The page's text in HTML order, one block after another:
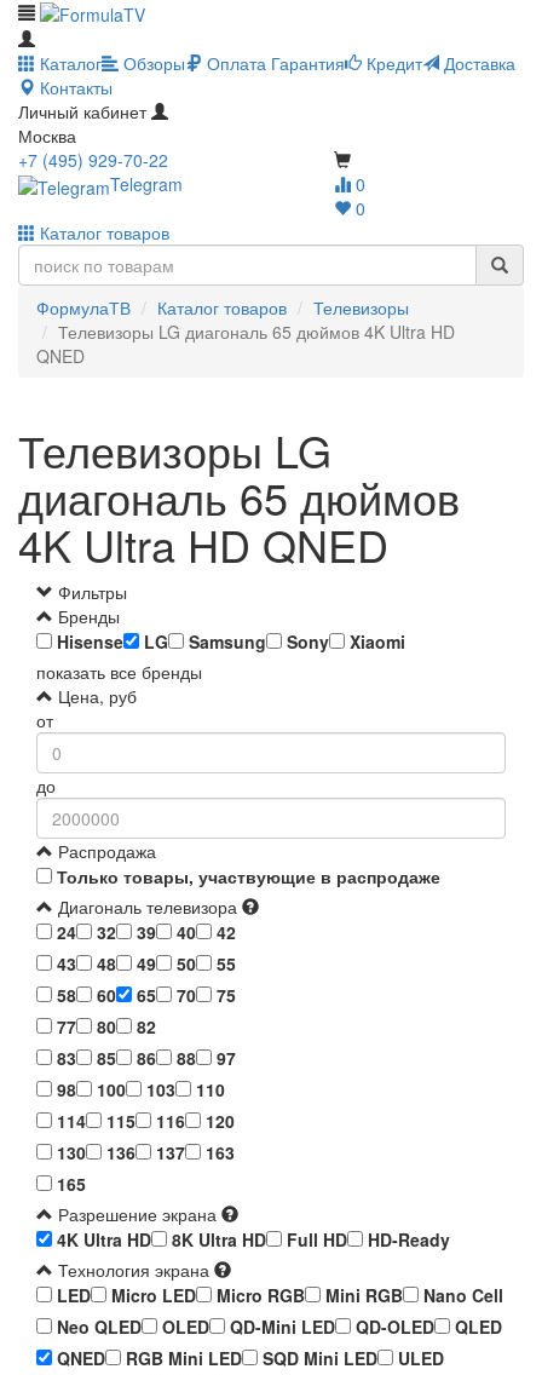
Каталог Обзоры Оплата Гарантия Кредит
Доставка
Контакты
Личный кабинет
Москва
0
0
+7 (495) 929-70-22
Telegram
Каталог товаров
ФормулаТВ Каталог товаров
Телевизоры
Телевизоры LG диагональ 65 дюймов 4K Ultra HD
QNED
Телевизоры LG
диагональ 65 дюймов
4K Ultra HD QNED
Фильтры
Бренды
Hisense
LG Samsung Sony
Xiaomi
показать все бренды
Цена, руб
от
до
Распродажа
Только товары, участвующие в распродаже
Диагональ телевизора
24
32 39 40
42
43
48 49 50
55
58
60 65 70
75
77
80
82
83
85 86 88
97
98
100 103
110
114
115 116
120
130
136 137
163
165
Разрешение экрана
4K Ultra HD
8K Ultra HD Full HD
HD-Ready
Технология экрана
LED
Micro LED Micro RGB Mini RGB
Nano Cell
Neo QLED
OLED QD-Mini LED QD-OLED
QLED
QNED
RGB Mini LED SQD Mini LED
ULED